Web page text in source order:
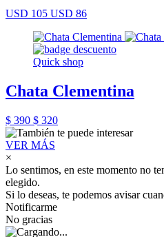
USD 105 USD 86
Quick shop
Chata Clementina
$ 390 $ 320
VER MÁS
×
Lo sentimos, en este momento no
elegido.
Si lo deseas, te podemos avisar
Notificarme
No gracias